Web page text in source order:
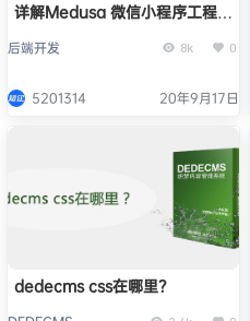
详解Medusa 微信小程序工程化
后端开发 8k 0
5201314 20年9月17日
dedecms css在哪里？